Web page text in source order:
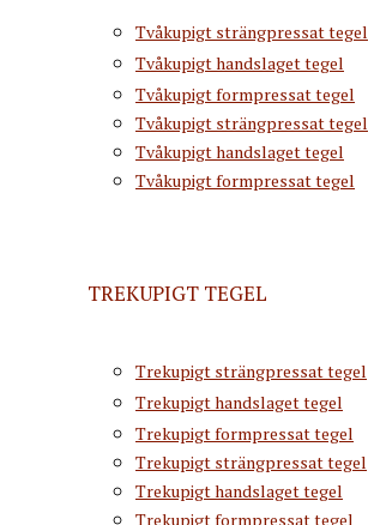
Tvåkupigt strängpressat tegel
Tvåkupigt handslaget tegel
Tvåkupigt formpressat tegel
Tvåkupigt strängpressat tegel
Tvåkupigt handslaget tegel
Tvåkupigt formpressat tegel
TREKUPIGT TEGEL
Trekupigt strängpressat tegel
Trekupigt handslaget tegel
Trekupigt formpressat tegel
Trekupigt strängpressat tegel
Trekupigt handslaget tegel
Trekupigt formpressat tegel